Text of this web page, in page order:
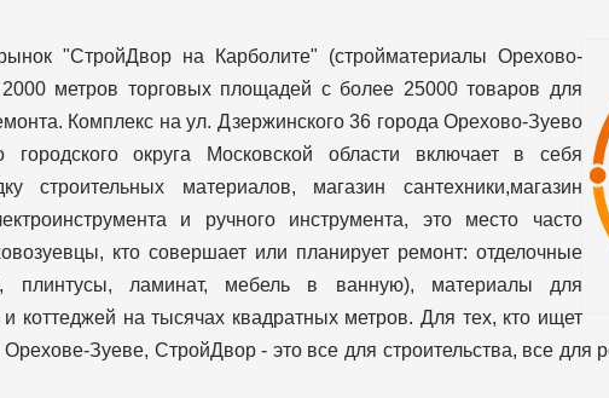
"СтройДвор на Карболите" (стройматериалы Орехово-
метров торговых площадей с более 25000 товаров для
Комплекс на ул. Дзержинского 36 города Орехово-Зуево
городского округа Московской области включает в себя
строительных материалов, магазин сантехники,магазин
и ручного инструмента, это место часто
кто совершает или планирует ремонт: отделочные
плинтусы, ламинат, мебель в ванную), материалы для
и коттеджей на тысячах квадратных метров. Для тех, кто ищет
Зуеве, СтройДвор - это все для строительства, все для